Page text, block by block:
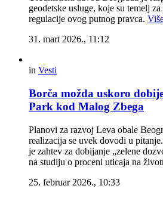
geodetske usluge, koje su temelj
regulacije ovog putnog pravca.
31. mart 2026., 11:12
in Vesti
Borča možda uskoro
Park kod Malog Zbega
Planovi za razvoj Leva obale
realizacija se uvek dovodi u
je zahtev za dobijanje „zelene
na studiju o proceni uticaja na
25. februar 2026., 10:33